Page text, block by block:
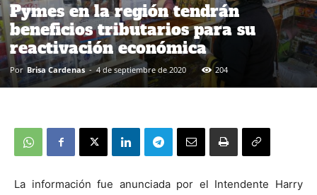
Pymes en la región tendrán
beneficios tributarios para su
reactivación económica
Por Brisa Cardenas - 4 de septiembre de 2020 204
La información fue anunciada por el Intendente Harry